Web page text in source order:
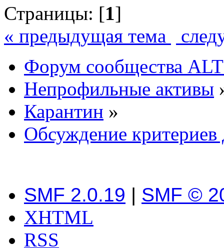
Страницы: [1]
« предыдущая тема
Форум сообщества
Непрофильные активы
Карантин »
Обсуждение
SMF 2.0.19 | SMF ©
XHTML
RSS